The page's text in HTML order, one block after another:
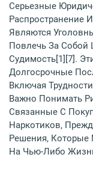
Серьезные
Распространение
Являются
Повлечь За
Судимость[1][7].
Долгосрочные
Включая
Важно Понимать
Связанные С
Наркотиков,
Решения, Которые
На Чью-Либо